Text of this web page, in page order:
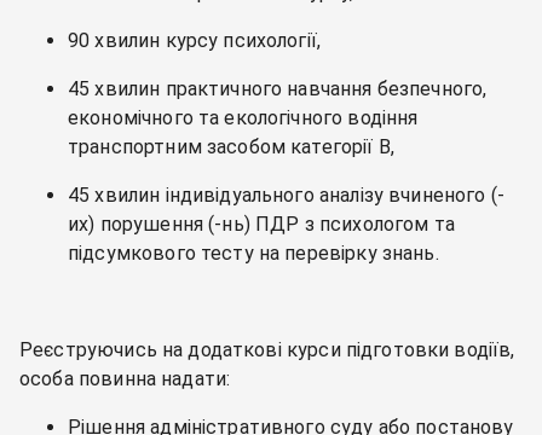
90 хвилин курсу психології,
45 хвилин практичного навчання безпечного,
економічного та екологічного водіння
транспортним засобом категорії B,
45 хвилин індивідуального аналізу вчиненого (-
их) порушення (-нь) ПДР з психологом та
підсумкового тесту на перевірку знань.
Реєструючись на додаткові курси підготовки водіїв,
особа повинна надати:
Рішення адміністративного суду або постанову